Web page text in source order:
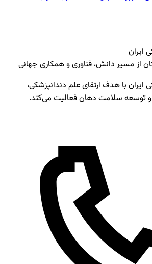
ایران
از مسیر دانش، فناوری و همکاری جهانی
ایران با هدف ارتقای علم دندانپزشکی،
و توسعه سلامت دهان فعالیت می‌کند.